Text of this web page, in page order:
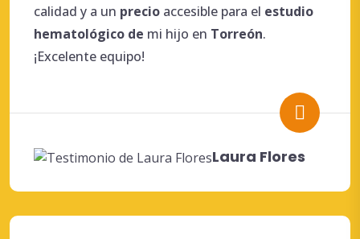
calidad y a un precio accesible para el estudio
hematológico de mi hijo en Torreón.
¡Excelente equipo!
Laura Flores